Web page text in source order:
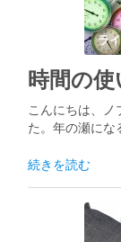
ラ
時間の
こんにちは、ノ
た。年の瀬にな
続きを読む